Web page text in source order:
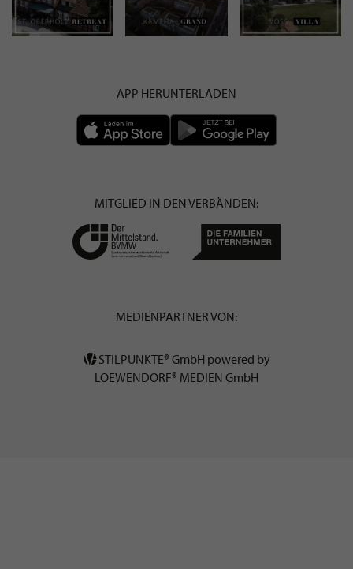
APP HERUNTERLADEN
MITGLIED IN DEN VERBÄNDEN:
MEDIENPARTNER VON:
STILPUNKTE® GmbH powered by
LOEWENDORF® MEDIEN GmbH